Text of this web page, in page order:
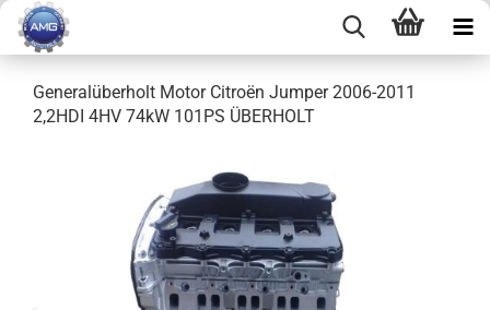
Generalüberholt Motor Citroën Jumper 2006-2011
2,2HDI 4HV 74kW 101PS ÜBERHOLT